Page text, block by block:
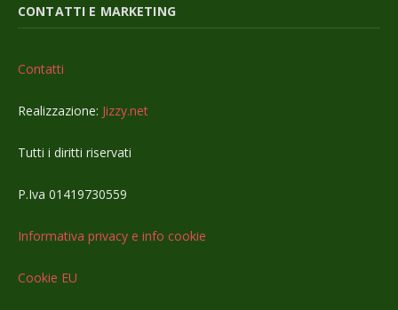
CONTATTI E MARKETING
Contatti
Realizzazione: Jizzy.net
Tutti i diritti riservati
P.Iva 01419730559
Informativa privacy e info cookie
Cookie EU